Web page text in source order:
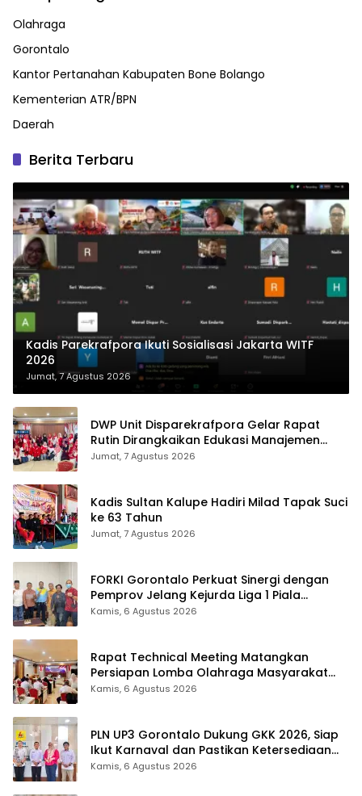
Olahraga
Gorontalo
Kantor Pertanahan Kabupaten Bone Bolango
Kementerian ATR/BPN
Daerah
Berita Terbaru
Kadis Parekrafpora Ikuti Sosialisasi Jakarta WITF
2026
Jumat, 7 Agustus 2026
DWP Unit Disparekrafpora Gelar Rapat
Rutin Dirangkaikan Edukasi Manajemen
Stres
Jumat, 7 Agustus 2026
Kadis Sultan Kalupe Hadiri Milad Tapak Suci
ke 63 Tahun
Jumat, 7 Agustus 2026
FORKI Gorontalo Perkuat Sinergi dengan
Pemprov Jelang Kejurda Liga 1 Piala
Gubernur 2026
Kamis, 6 Agustus 2026
Rapat Technical Meeting Matangkan
Persiapan Lomba Olahraga Masyarakat
Tingkat Provinsi Gorontalo
Kamis, 6 Agustus 2026
PLN UP3 Gorontalo Dukung GKK 2026, Siap
Ikut Karnaval dan Pastikan Ketersediaan
Listrik
Kamis, 6 Agustus 2026